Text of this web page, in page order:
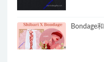
Bondage